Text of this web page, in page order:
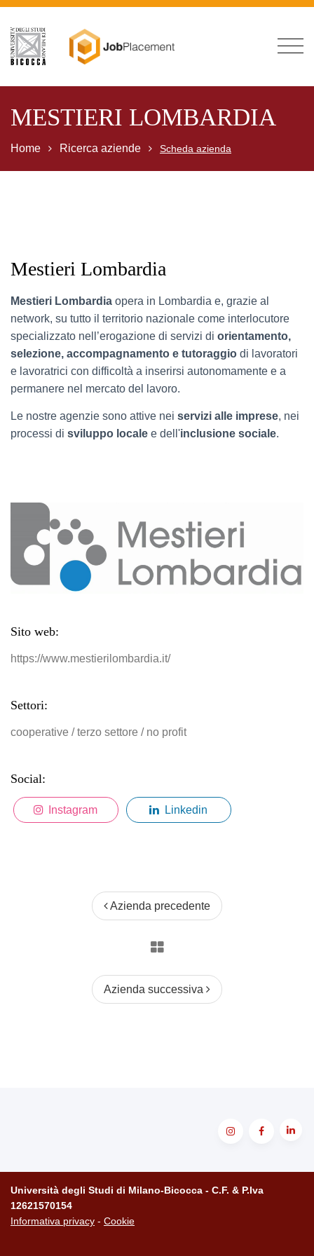
MESTIERI LOMBARDIA
Home Ricerca aziende Scheda azienda
Mestieri Lombardia
Mestieri Lombardia opera in Lombardia e, grazie al
network, su tutto il territorio nazionale come interlocutore
specializzato nell’erogazione di servizi di orientamento,
selezione, accompagnamento e tutoraggio di lavoratori
e lavoratrici con difficoltà a inserirsi autonomamente e a
permanere nel mercato del lavoro.
Le nostre agenzie sono attive nei servizi alle imprese, nei
processi di sviluppo locale e dell'inclusione sociale.
Sito web:
https://www.mestierilombardia.it/
Settori:
cooperative / terzo settore / no profit
Social:
Instagram Linkedin
Azienda precedente
Azienda successiva
Università degli Studi di Milano-Bicocca - C.F. & P.Iva
12621570154
Informativa privacy - Cookie